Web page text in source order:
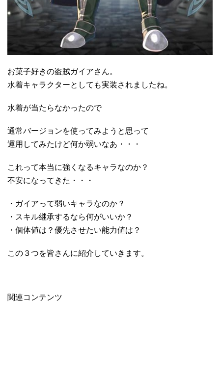
お菓子好きの盗賊ガイアさん。
水着キャラクターとしても実装されましたね。
水着が当たらなかったので
通常バージョンを使ってみようと思って
運用してみたけど何か弱いなあ・・・
これって本当に強くなるキャラなのか？
不安になってきた・・・
・ガイアって弱いキャラなのか？
・スキル継承するなら何がいいか？
・個体値は？優先させたい能力値は？
この３つを皆さんに紹介していきます。
関連コンテンツ